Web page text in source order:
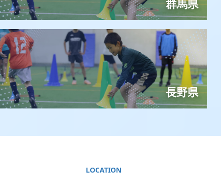
群馬県
長野県
LOCATION